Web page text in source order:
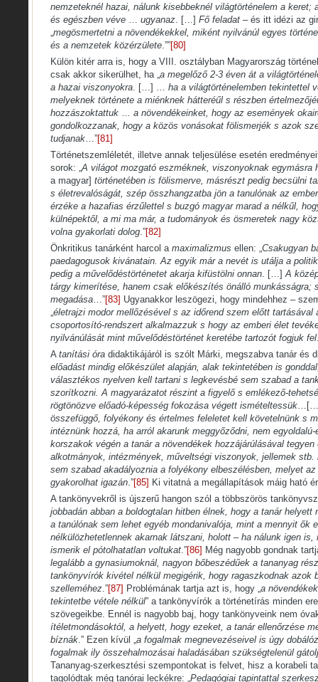
nemzeteknél hazai, nálunk kisebbeknél világtörténelem a keret;
és egészben véve
ugyanaz . […] Fő feladat – és itt idézi az
megösmertetni a növendékekkel, miként nyilvánúl egyes
és a nemzetek közérzülete .””[80]
Külön kitér arra is, hogy a VIII. osztályban Magyarország
csak akkor sikerülhet, ha „ a megelőző 2-3 éven át a
a hazai viszonyokra . […] … ha a világtörténelemben tekintettel
melyeknek története a miénknek hátteréűl s részben
hozzászoktattuk
a növendékeinket, hogy az események
gondolkozzanak, hogy a közös vonásokat fölismerjék s azok
tudjanak …”[81]
Történetszemléletét, illetve annak teljesülése esetén
sorok: „ A világot mozgató eszméknek, viszonyoknak egymásra
a magyar] történetében is fölismerve, másrészt pedig becsülni
s életrevalóságát, szép összhangzatba jön a tanulónak az
érzéke a hazafias érzűlettel s buzgó magyar marad a nélkűl,
külnépektől, a mi ma már, a tudományok és ösmeretek nagy
volna gyakorlati dolog .”[82]
Önkritikus tanárként harcol a maximalizmus ellen: „ Csakugyan
paedagogusok kivánatain. Az egyik már a nevét is utálja a
pedig a művelődéstörténetet akarja kifüstölni onnan . […] A
tárgy kimerítése, hanem csak előkészítés önálló munkásságra;
megadása …”[83] Ugyanakkor leszögezi, hogy mindehhez –
életrajzi modor mellőzésével s az időrend szem előtt tartásával
csoportosító-rendszert alkalmazzuk s hogy az emberi élet
nyilvánúlását mint művelődéstörténet keretébe tartozót fogjuk fel
A tanítási óra didaktikájáról is szólt Márki, megszabva tanár és
előadást mindig előkészület alapján, alak tekintetében is
választékos nyelven kell tartani s legkevésbé sem szabad a
szorítkozni. A magyarázatot részint a figyelő s emlékező-
rögtönözve előadó-képesség fokozása végett ismételtessük
összefüggő, folyékony és értelmes feleletet kell követelnünk s
intéznünk hozzá, ha arról akarunk meggyőződni, nem
korszakok végén a tanár a növendékek hozzájárúlásával
alkotmányok, intézmények, műveltségi viszonyok, jellemek
sem szabad akadályoznia a folyékony elbeszélésben, melyet
gyakorolhat igazán .”[85] Ki vitatná a megállapítások máig ható
A tankönyvekről is újszerű hangon szól a többszörös
jobbadán abban a boldogtalan hitben élnek, hogy a tanár
a tanúlónak sem lehet egyéb mondanivalója, mint a mennyit ők
nélkülözhetetlennek akarnak látszani, holott – ha nálunk igen is,
ismerik el pótolhatatlan voltukat .”[86] Még nagyobb gondnak
legalább a gynasiumoknál, nagyon bőbeszédűek a tananyag
tankönyvírók kivétel nélkül megigérik, hogy ragaszkodnak azok
szelleméhez .”[87] Problémának tartja azt is, hogy „ a
tekintetbe vétele nélkül” a tankönyvírók a történetírás minden
szövegeikbe. Ennél is nagyobb baj, hogy tankönyveink nem
ítéletmondásoktól, a helyett, hogy ezeket, a tanár ellenőrzése
bíznák .” Ezen kívül „ a fogalmak megnevezéseivel is úgy
fogalmak ily összehalmozásai haladásában szükségtelenül
Tananyag-szerkesztési szempontokat is felvet, hisz a korabeli
tagolódtak még tanórai leckékre: „ Pedagógiai tapintattal